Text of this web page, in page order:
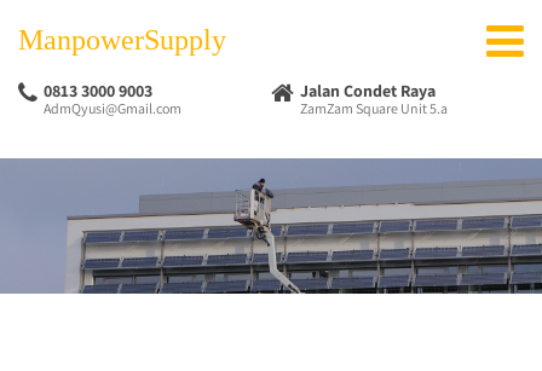
ManpowerSupply
0813 3000 9003
AdmQyusi@Gmail.com
Jalan Condet Raya
ZamZam Square Unit 5.a